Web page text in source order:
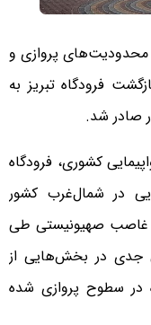
محدودیت‌های پروازی و
فرودگاه تبریز به
صادر شد.
کشوری، فرودگاه
در شمال‌غرب کشور
غاصب صهیونیستی طی
جدی در بخش‌هایی از
در سطوح پروازی شده